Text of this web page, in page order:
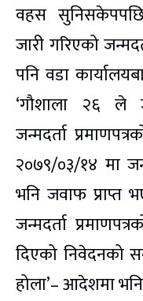
वहस
जारी गरिएको
पनि वडा
‘गौशाला २६ ले
जन्मदर्ता
२०७९/०३/१४ मा
भनि जवाफ प्राप्त
जन्मदर्ता
दिएको निवेदनको
होला’– आदेशमा